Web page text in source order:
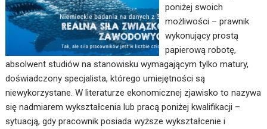
poniżej swoich
możliwości – prawnik
wykonujący prostą
papierową robotę,
absolwent studiów na stanowisku wymagającym tylko matury,
doświadczony specjalista, którego umiejętności są
niewykorzystane. W literaturze ekonomicznej zjawisko to nazywa
się nadmiarem wykształcenia lub pracą poniżej kwalifikacji –
sytuacją, gdy pracownik posiada wyższe wykształcenie i